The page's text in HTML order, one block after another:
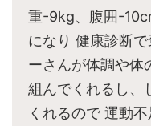
重-9kg、腹囲-
になり 健康診断
ーさんが体調や体
組んでくれるし、
くれるので 運動